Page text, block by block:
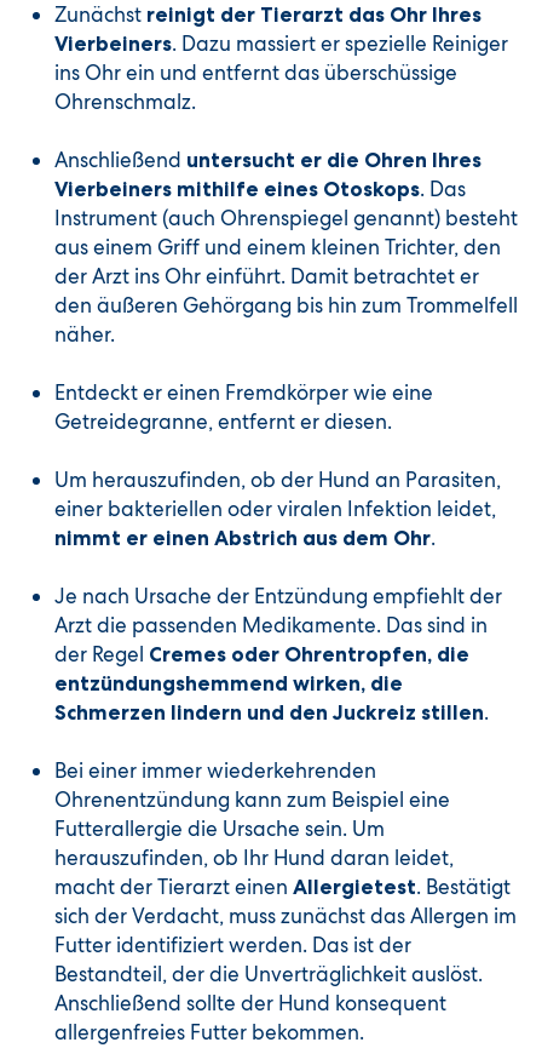
Zunächst reinigt der Tierarzt das Ohr Ihres
Vierbeiners. Dazu massiert er spezielle Reiniger
ins Ohr ein und entfernt das überschüssige
Ohrenschmalz.
Anschließend untersucht er die Ohren Ihres
Vierbeiners mithilfe eines Otoskops. Das
Instrument (auch Ohrenspiegel genannt) besteht
aus einem Griff und einem kleinen Trichter, den
der Arzt ins Ohr einführt. Damit betrachtet er
den äußeren Gehörgang bis hin zum Trommelfell
näher.
Entdeckt er einen Fremdkörper wie eine
Getreidegranne, entfernt er diesen.
Um herauszufinden, ob der Hund an Parasiten,
einer bakteriellen oder viralen Infektion leidet,
nimmt er einen Abstrich aus dem Ohr.
Je nach Ursache der Entzündung empfiehlt der
Arzt die passenden Medikamente. Das sind in
der Regel Cremes oder Ohrentropfen, die
entzündungshemmend wirken, die
Schmerzen lindern und den Juckreiz stillen.
Bei einer immer wiederkehrenden
Ohrenentzündung kann zum Beispiel eine
Futterallergie die Ursache sein. Um
herauszufinden, ob Ihr Hund daran leidet,
macht der Tierarzt einen Allergietest. Bestätigt
sich der Verdacht, muss zunächst das Allergen im
Futter identifiziert werden. Das ist der
Bestandteil, der die Unverträglichkeit auslöst.
Anschließend sollte der Hund konsequent
allergenfreies Futter bekommen.